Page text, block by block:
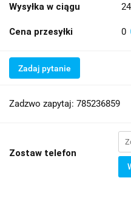
Wysyłka w ciągu
Cena przesyłki 0
Zadaj pytanie
Zadzwo zapytaj: 785236859
Zostaw telefon